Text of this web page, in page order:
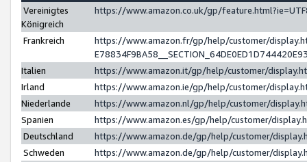
Vereinigtes
Königreich
https://www.amazon.co.uk/gp/
Frankreich
https://www.amazon.fr/gp/help/customer/
Italien
https://www.amazon.it/gp/help/customer/
Irland
https://www.amazon.ie/gp/help/customer/
Niederlande
https://www.amazon.nl/gp/help/customer/
Spanien
https://www.amazon.es/gp/help/customer/
Deutschland
https://www.amazon.de/gp/help/customer/
Schweden
https://www.amazon.de/gp/help/customer/